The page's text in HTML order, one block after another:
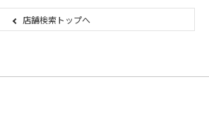
店舗検索トップへ